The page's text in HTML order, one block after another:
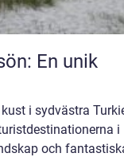
En unik
i sydvästra
i
och